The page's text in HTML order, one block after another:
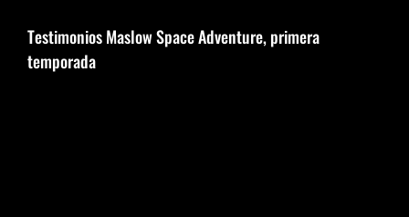
Testimonios Maslow Space Adventure, primera
temporada